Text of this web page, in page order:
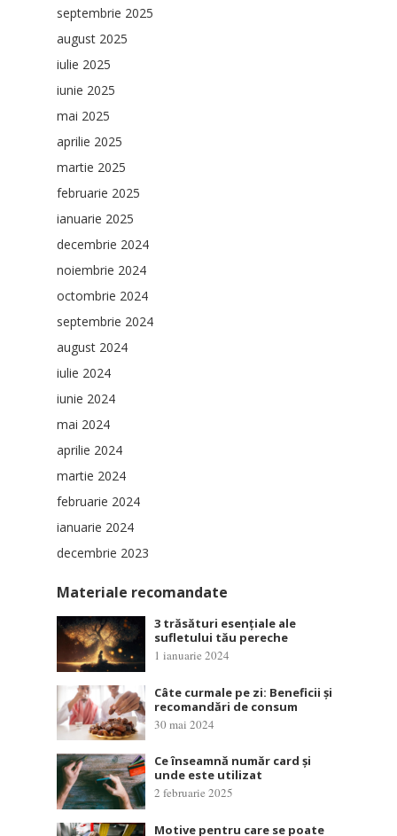
septembrie 2025
august 2025
iulie 2025
iunie 2025
mai 2025
aprilie 2025
martie 2025
februarie 2025
ianuarie 2025
decembrie 2024
noiembrie 2024
octombrie 2024
septembrie 2024
august 2024
iulie 2024
iunie 2024
mai 2024
aprilie 2024
martie 2024
februarie 2024
ianuarie 2024
decembrie 2023
Materiale recomandate
3 trăsături esențiale ale
sufletului tău pereche
1 ianuarie 2024
Câte curmale pe zi: Beneficii și
recomandări de consum
30 mai 2024
Ce înseamnă număr card și
unde este utilizat
2 februarie 2025
Motive pentru care se poate